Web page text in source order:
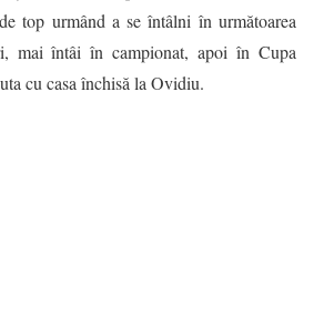
top urmând a se întâlni în următoarea
mai întâi în campionat, apoi în Cupa
cu casa închisă la Ovidiu.